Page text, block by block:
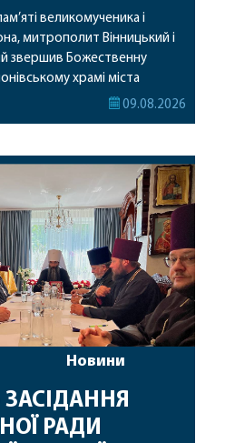
великомученика і
митрополит Вінницький і
звершив Божественну
храмі міста
богослужіння
Митрополиту
секретар єпархії
благочинний
протоієрей Ярослав
[…]
09.08.2026
Новини
ЗАСІДАННЯ
РАДИ